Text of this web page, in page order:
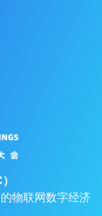
物联网数字经济